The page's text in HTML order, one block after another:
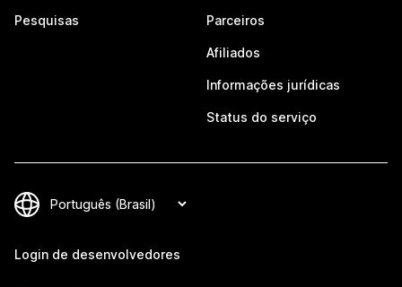
Pesquisas Parceiros
Afiliados
Informações jurídicas
Status do serviço
Login de desenvolvedores